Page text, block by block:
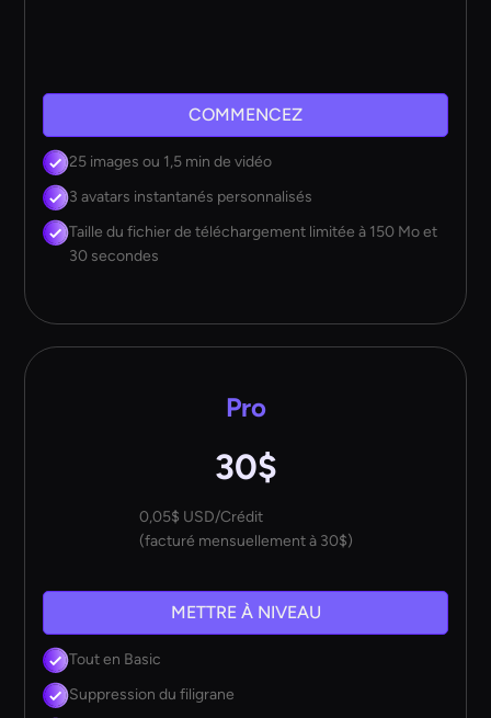
COMMENCEZ
25 images ou 1,5 min de vidéo
3 avatars instantanés personnalisés
Taille du fichier de téléchargement limitée à 150 Mo et
30 secondes
Pro
30$
0,05$ USD/Crédit
(facturé mensuellement à 30$)
METTRE À NIVEAU
Tout en Basic
Suppression du filigrane